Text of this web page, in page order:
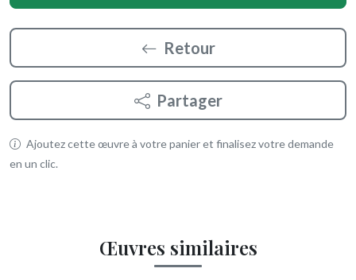
Retour
Partager
Ajoutez cette œuvre à votre panier et finalisez votre demande
en un clic.
Œuvres similaires